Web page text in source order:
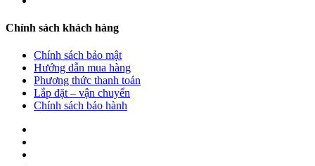
Chính sách khách hàng
Chính sách bảo mật
Hướng dẫn mua hàng
Phương thức thanh toán
Lắp đặt – vận chuyển
Chính sách bảo hành